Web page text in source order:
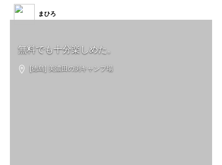
無料でも十分楽しめた。
[徳島] 美濃田の渕キャンプ場
まひろ